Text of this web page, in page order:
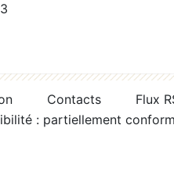
Contacts
Flux
: partiellement